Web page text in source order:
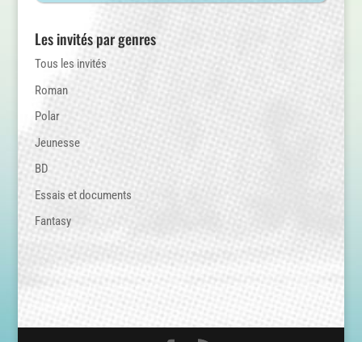
Les invités par genres
Tous les invités
Roman
Polar
Jeunesse
BD
Essais et documents
Fantasy